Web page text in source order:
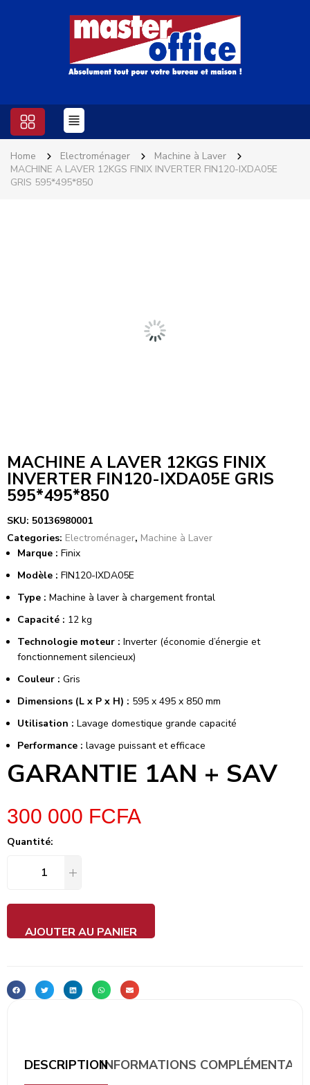
Home Electroménager
Machine à Laver
MACHINE A LAVER 12KGS FINIX INVERTER FIN120-IXDA05E
GRIS 595*495*850
MACHINE A LAVER 12KGS FINIX
INVERTER FIN120-IXDA05E GRIS
595*495*850
SKU: 50136980001
Categories: Electroménager, Machine à Laver
Marque : Finix
Modèle : FIN120-IXDA05E
Type : Machine à laver à chargement frontal
Capacité : 12 kg
Technologie moteur : Inverter (économie d’énergie et
fonctionnement silencieux)
Couleur : Gris
Dimensions (L x P x H) : 595 x 495 x 850 mm
Utilisation : Lavage domestique grande capacité
Performance : lavage puissant et efficace
GARANTIE 1AN + SAV
300 000 FCFA
Quantité:
AJOUTER AU PANIER
DESCRIPTIONINFORMATIONS